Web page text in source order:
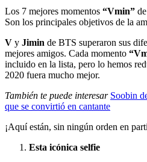
Los 7 mejores momentos “Vmin”
Son los principales objetivos de la
V y Jimin de BTS superaron sus
mejores amigos. Cada momento
incluido en la lista, pero lo hemos
2020 fuera mucho mejor.
También te puede interesar Soobin
que se convirtió en cantante
¡Aquí están, sin ningún orden en
Esta icónica selfie